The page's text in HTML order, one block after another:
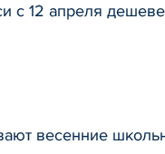
с 12 апреля
весенние